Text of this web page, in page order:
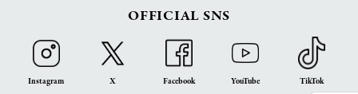
OFFICIAL SNS
Instagram X Facebook YouTube TikTok